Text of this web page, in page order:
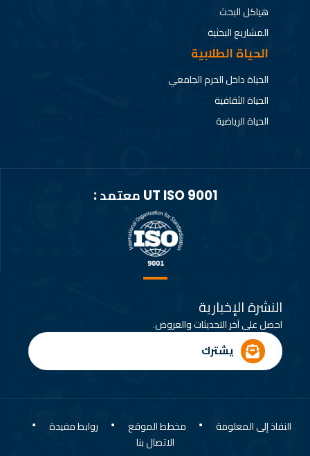
هياكل البحث
المشاريع البحثية
الحياة الطلابية
الحياة داخل الحرم الجامعي
الحياة الثقافية
الحياة الرياضية
UT ISO 9001 معتمد :
النشرة الإخبارية
احصل على آخر التحديثات والعروض.
يشترك
النفاذ إلى المعلومة مخطط الموقع
روابط مفيدة
الاتصال بنا